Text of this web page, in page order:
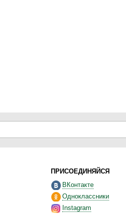
ПРИСОЕДИНЯЙСЯ
ВКонтакте
Одноклассники
Instagram